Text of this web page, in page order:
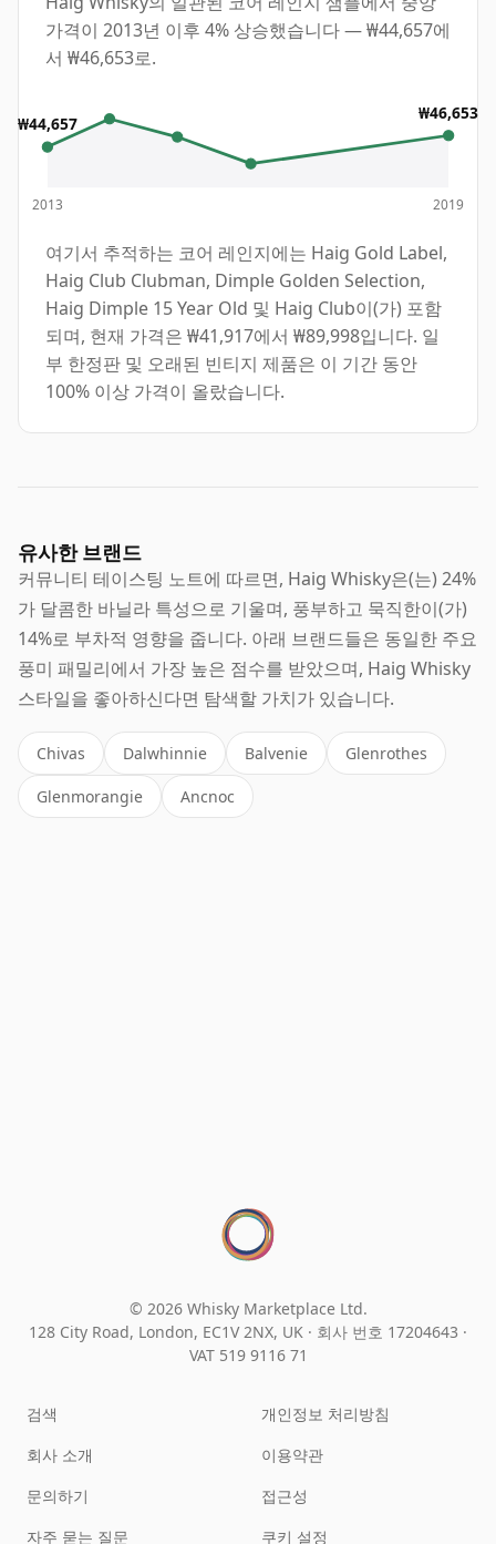
가격이 2013년 이후 4% 상승했습니다 — ₩44,657에
서 ₩46,653로.
₩44,657
2013
₩46,653
2019
여기서 추적하는 코어 레인지에는 Haig Gold Label,
Haig Club Clubman, Dimple Golden Selection,
Haig Dimple 15 Year Old 및 Haig Club이(가) 포함
되며, 현재 가격은 ₩41,917에서 ₩89,998입니다. 일
부 한정판 및 오래된 빈티지 제품은 이 기간 동안
100% 이상 가격이 올랐습니다.
유사한 브랜드
커뮤니티 테이스팅 노트에 따르면, Haig Whisky은(는) 24%
가 달콤한 바닐라 특성으로 기울며, 풍부하고 묵직한이(가)
14%로 부차적 영향을 줍니다. 아래 브랜드들은 동일한 주요
풍미 패밀리에서 가장 높은 점수를 받았으며, Haig Whisky
스타일을 좋아하신다면 탐색할 가치가 있습니다.
Chivas Dalwhinnie Balvenie Glenrothes
Glenmorangie Ancnoc
© 2026 Whisky Marketplace Ltd.
128 City Road, London, EC1V 2NX, UK · 회사 번호 17204643 ·
VAT 519 9116 71
검색
회사 소개
문의하기
자주 묻는 질문
개인정보 처리방침
이용약관
접근성
쿠키 설정